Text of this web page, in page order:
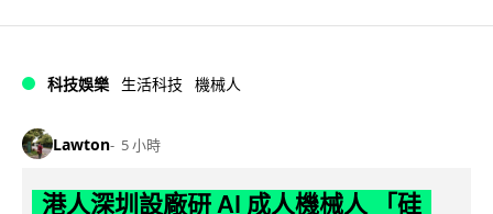
科技娛樂 生活科技 機械人
Lawton 5 小時
港人深圳設廠研 AI 成人機械人 「硅